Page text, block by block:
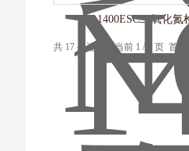
Y-1400ESC二氧化氮
共 17 条记录，当前 1 / 2 页 首